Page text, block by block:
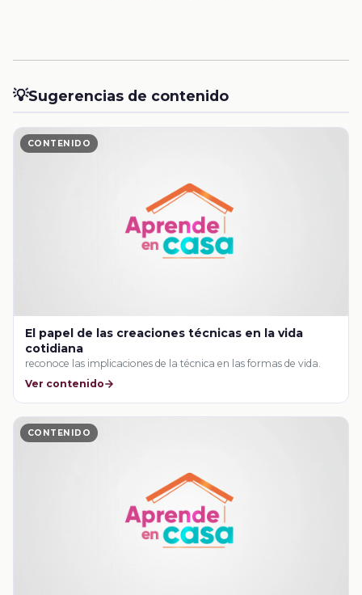
💡Sugerencias de contenido
CONTENIDO
El papel de las creaciones técnicas en la vida
cotidiana
reconoce las implicaciones de la técnica en las formas de vida.
Ver contenido
CONTENIDO